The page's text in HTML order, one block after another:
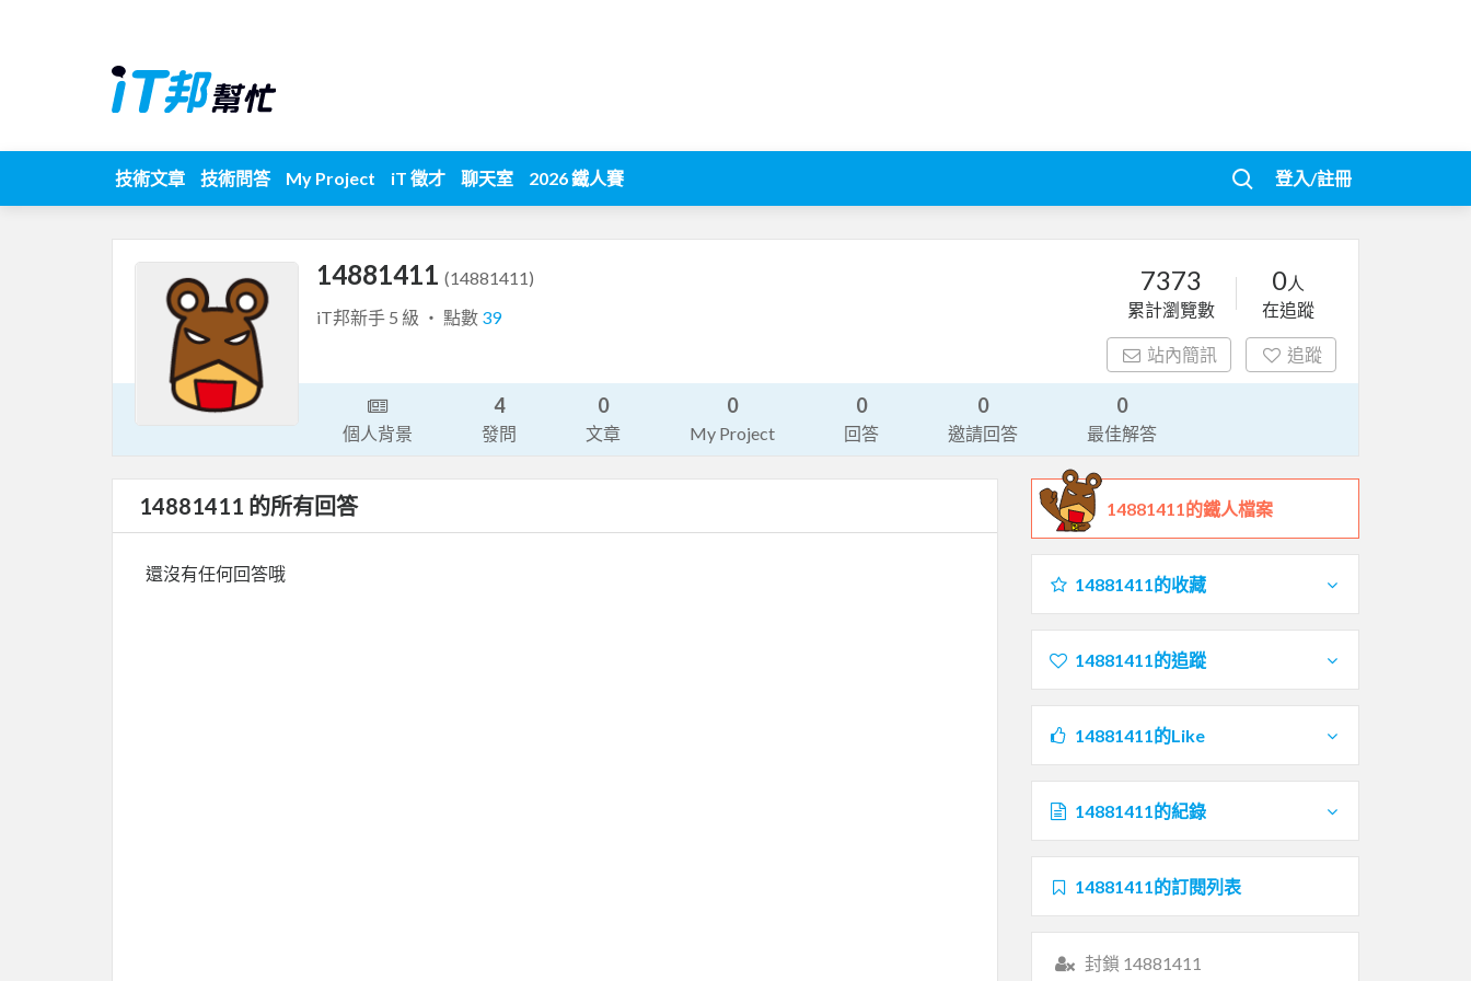
技術文章 技術問答 My Project iT 徵才 聊天室 2026 鐵人賽 登入/註冊
14881411 (14881411)
iT邦新手 5 級 ‧ 點數 39
7373
累計瀏覽數
0人
在追蹤
站內簡訊 追蹤
個人背景
4
發問
0
文章
0
My Project
0
回答
0
邀請回答
0
最佳解答
14881411 的所有回答
還沒有任何回答哦
14881411的鐵人檔案
14881411的收藏
14881411的追蹤
14881411的Like
14881411的紀錄
14881411的訂閱列表
封鎖 14881411